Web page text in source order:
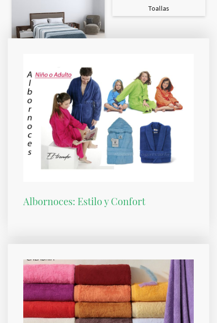
Colcha Maxi
Toallas
Albornoces: Estilo y Confort